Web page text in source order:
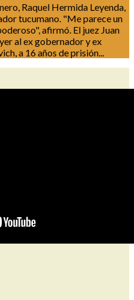
Raquel Hermida Leyenda,
tucumano. "Me parece un
afirmó. El juez Juan
al ex gobernador y ex
a 16 años de prisión...